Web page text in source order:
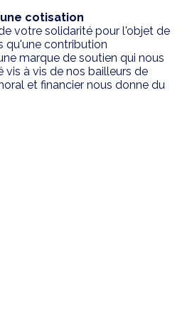
cotisation
votre solidarité pour l'objet de
qu'une contribution
marque de soutien qui nous
à vis de nos bailleurs de
et financier nous donne du